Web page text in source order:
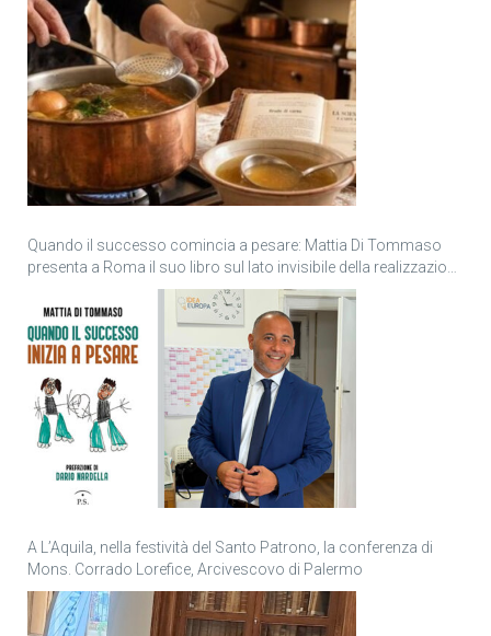
Quando il successo comincia a pesare: Mattia Di Tommaso
presenta a Roma il suo libro sul lato invisibile della realizzazione
A L’Aquila, nella festività del Santo Patrono, la conferenza di
Mons. Corrado Lorefice, Arcivescovo di Palermo